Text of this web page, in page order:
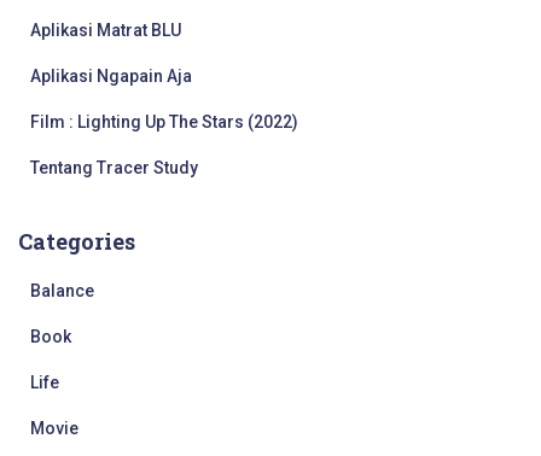
Aplikasi Matrat BLU
Aplikasi Ngapain Aja
Film : Lighting Up The Stars (2022)
Tentang Tracer Study
Categories
Balance
Book
Life
Movie